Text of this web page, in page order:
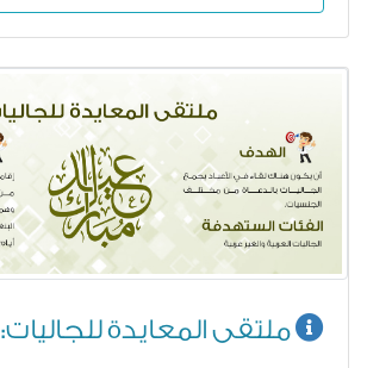
ملتقى المعايدة للجاليات: